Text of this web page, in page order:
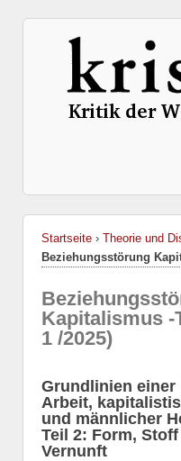
Startseite › Theorie und
Beziehungsstörung
Kapitalismus -
1 /2025)
Grundlinien
Arbeit,
und männlicher
Teil 2: Form,
Vernunft